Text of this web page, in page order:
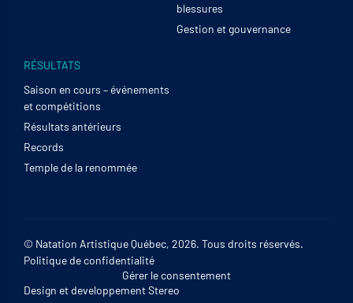
blessures
Gestion et gouvernance
RÉSULTATS
Saison en cours – événements
et compétitions
Résultats antérieurs
Records
Temple de la renommée
© Natation Artistique Québec, 2026. Tous droits réservés.
Politique de confidentialité
Gérer le consentement
Design et developpementStereo